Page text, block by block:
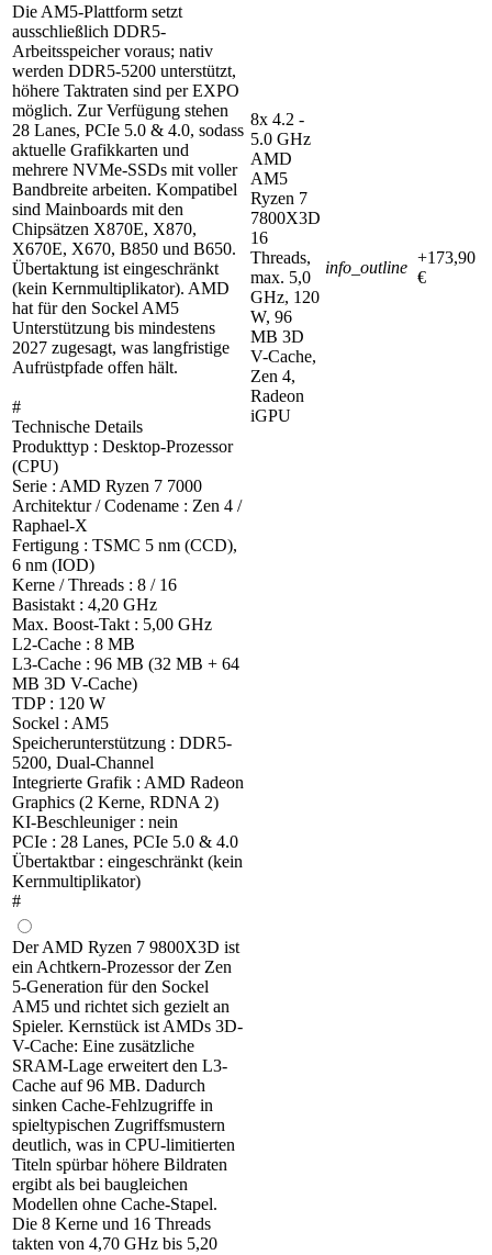
Die AM5-Plattform setzt
ausschließlich DDR5-
Arbeitsspeicher voraus; nativ
werden DDR5-5200 unterstützt,
höhere Taktraten sind per EXPO
möglich. Zur Verfügung stehen
28 Lanes, PCIe 5.0 & 4.0, sodass
aktuelle Grafikkarten und
mehrere NVMe-SSDs mit voller
Bandbreite arbeiten. Kompatibel
sind Mainboards mit den
Chipsätzen X870E, X870,
X670E, X670, B850 und B650.
Übertaktung ist eingeschränkt
(kein Kernmultiplikator). AMD
hat für den Sockel AM5
Unterstützung bis mindestens
2027 zugesagt, was langfristige
Aufrüstpfade offen hält.
#
Technische Details
Produkttyp : Desktop-Prozessor
(CPU)
Serie : AMD Ryzen 7 7000
Architektur / Codename : Zen 4 /
Raphael-X
Fertigung : TSMC 5 nm (CCD),
6 nm (IOD)
Kerne / Threads : 8 / 16
Basistakt : 4,20 GHz
Max. Boost-Takt : 5,00 GHz
L2-Cache : 8 MB
L3-Cache : 96 MB (32 MB + 64
MB 3D V-Cache)
TDP : 120 W
Sockel : AM5
Speicherunterstützung : DDR5-
5200, Dual-Channel
Integrierte Grafik : AMD Radeon
Graphics (2 Kerne, RDNA 2)
KI-Beschleuniger : nein
PCIe : 28 Lanes, PCIe 5.0 & 4.0
Übertaktbar : eingeschränkt (kein
Kernmultiplikator)
#
8x 4.2 -
5.0 GHz
AMD
AM5
Ryzen 7
7800X3D
16
Threads,
max. 5,0
GHz, 120
W, 96
MB 3D
V-Cache,
Zen 4,
Radeon
iGPU
info_outline
+173,90
€
Der AMD Ryzen 7 9800X3D ist
ein Achtkern-Prozessor der Zen
5-Generation für den Sockel
AM5 und richtet sich gezielt an
Spieler. Kernstück ist AMDs 3D-
V-Cache: Eine zusätzliche
SRAM-Lage erweitert den L3-
Cache auf 96 MB. Dadurch
sinken Cache-Fehlzugriffe in
spieltypischen Zugriffsmustern
deutlich, was in CPU-limitierten
Titeln spürbar höhere Bildraten
ergibt als bei baugleichen
Modellen ohne Cache-Stapel.
Die 8 Kerne und 16 Threads
takten von 4,70 GHz bis 5,20